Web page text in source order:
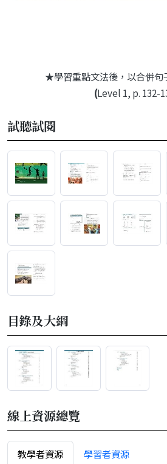
★學習重點文法後，以合併句
(Level 1, p. 132-
試聽試閱
目錄及大綱
線上資源總覽
教學者資源 學習者資源